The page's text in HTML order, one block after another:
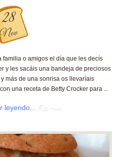
28
familia o amigos el día que les decís
y les sacáis una bandeja de preciosos
más de una sonrisa os llevaríais
una receta de Betty Crocker para ...
leyendo...